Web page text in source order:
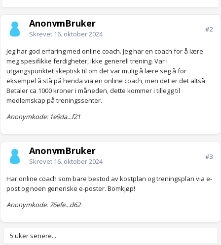
AnonymBruker
Skrevet 16. oktober 2024
#2
Jeg har god erfaring med online coach. Jeg har en coach for å lære
meg spesifikke ferdigheter, ikke generell trening. Var i
utgangspunktet skeptisk til om det var mulig å lære seg å for
eksempel å stå på henda via en online coach, men det er det altså.
Betaler ca 1000 kroner i måneden, dette kommer i tillegg til
medlemskap på treningssenter.
Anonymkode: 1e9da...f21
AnonymBruker
Skrevet 16. oktober 2024
#3
Har online coach som bare bestod av kostplan og treningsplan via e-
post og noen generiske e-poster. Bomkjøp!
Anonymkode: 76efe...d62
5 uker senere...